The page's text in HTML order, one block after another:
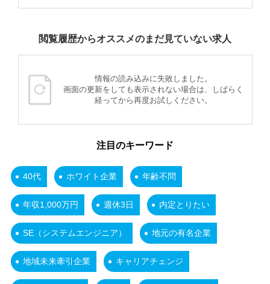
閲覧履歴からオススメのまだ見ていない求人
情報の読み込みに失敗しました。
画面の更新をしても表示されない場合は、しばらく
経ってから再度お試しください。
注目のキーワード
40代 ホワイト企業 年齢不問
年収1,000万円 週休3日 内定とりたい
SE（システムエンジニア） 地元の有名企業
地域未来牽引企業 キャリアチェンジ